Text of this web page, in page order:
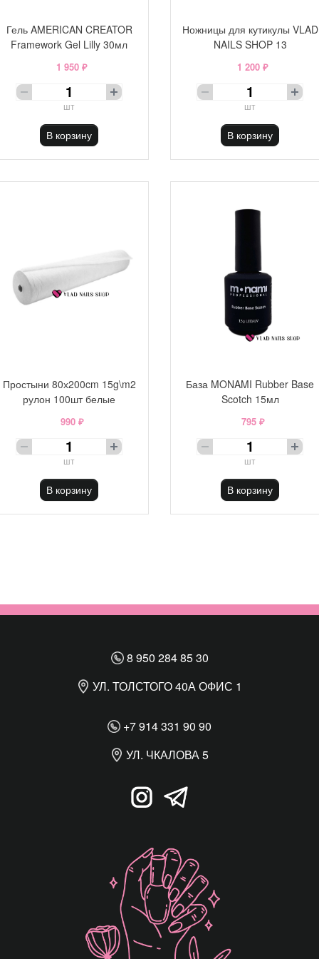
Гель AMERICAN CREATOR
Framework Gel Lilly 30мл
1 950 ₽
шт
В корзину
Ножницы для кутикулы VLAD
NAILS SHOP 13
1 200 ₽
шт
В корзину
Простыни 80х200cm 15g\m2
рулон 100шт белые
990 ₽
шт
В корзину
База MONAMI Rubber Base
Scotch 15мл
795 ₽
шт
В корзину
8 950 284 85 30
УЛ. ТОЛСТОГО 40А ОФИС 1
+7 914 331 90 90
УЛ. ЧКАЛОВА 5